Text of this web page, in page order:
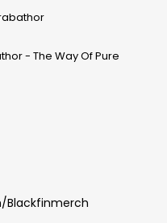
- The Way Of Pure
Blackfinmerch